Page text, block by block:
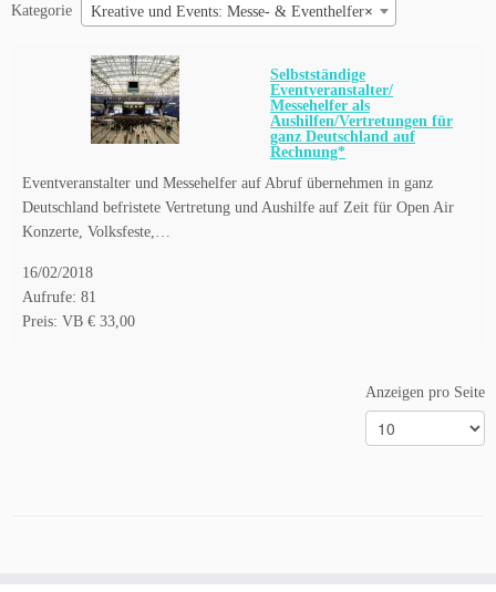
Kategorie ×
Kreative und Events: Messe- & Eventhelfer
Selbstständige
Eventveranstalter/
Messehelfer als
Aushilfen/Vertretungen für
ganz Deutschland auf
Rechnung*
Eventveranstalter und Messehelfer auf Abruf übernehmen in ganz
Deutschland befristete Vertretung und Aushilfe auf Zeit für Open Air
Konzerte, Volksfeste,…
16/02/2018
Aufrufe: 81
Preis: VB € 33,00
Anzeigen pro Seite